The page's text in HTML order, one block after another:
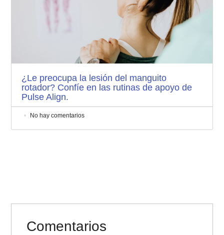
¿Le preocupa la lesión del manguito
rotador? Confíe en las rutinas de apoyo de
Pulse Align.
No hay comentarios
Comentarios